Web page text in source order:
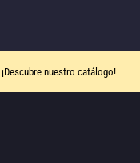
¡Descubre nuestro catálogo!